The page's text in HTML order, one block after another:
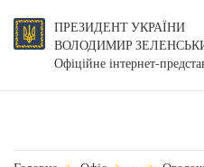
ПРЕЗИДЕНТ УКРАЇНИ
ВОЛОДИМИР
Офіційне інтернет-